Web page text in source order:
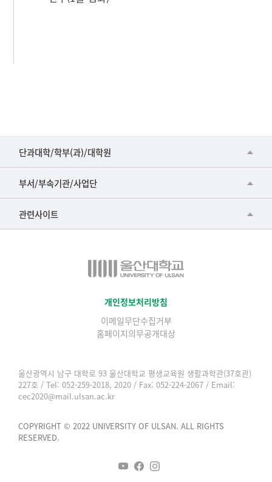
단과대학/학부(과)/대학원
■인문대학
▷국어국문학부
▷일본어·일본학과
▷프랑스어·프랑스학과
▷사회과학부
ㆍ경제학전공
ㆍ행정학전공
부서/부속기관/사업단
공동기기센터
공학교육혁신센터
물리BK 미래혁신응집물질물리인재교육연구단
미래기술혁신융합형인재양성센터
보육교사교육원
관련사이트
건강가정지원센터
교수협의회
온라인 기술거래 플랫폼
울산대학교 총동문회
울산대학교병원
UCLASS
개인정보처리방침
이메일무단수집거부
홈페이지의무공개대상
울산광역시 남구 대학로 93 울산대학교 평생교육원 생활과학관(37호관)
227호 / Tel: 052-259-2018, 2020 / Fax: 052-224-2067 / Email:
cec2020@mail.ulsan.ac.kr
COPYRIGHT © 2022 UNIVERSITY OF ULSAN. ALL RIGHTS
RESERVED.